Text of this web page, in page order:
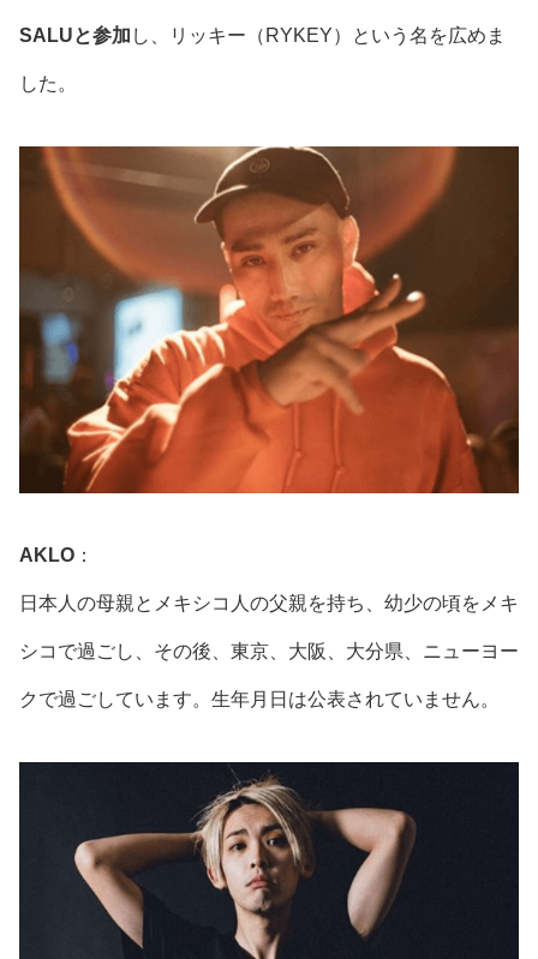
SALUと参加 し、 リッキー（RYKEY）という名を広めま
した。
AKLO ：
日本人の母親とメキシコ人の父親を持ち、幼少の頃をメキ
シコで過ごし、その後、東京、大阪、大分県、ニューヨー
クで過ごしています。生年月日は公表されていません。